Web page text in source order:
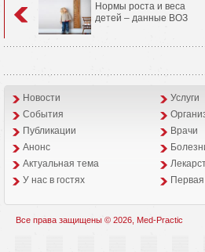
Нормы роста и веса
детей – данные ВОЗ
Новости Услуги
События
Публикации
Врачи
Анонс
Aктуальная тема
У нас в гостях
Все права защищены © 2026, Med-Practic